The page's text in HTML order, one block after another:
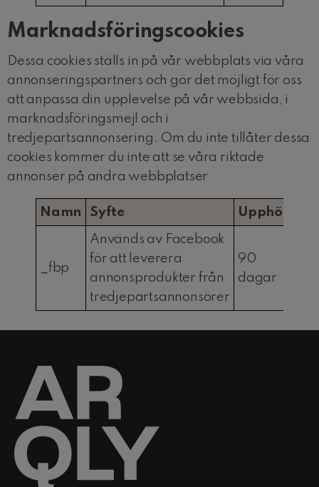
Marknadsföringscookies
Dessa cookies ställs in på vår webbplats via våra
annonseringspartners och gör det möjligt för oss
att anpassa din upplevelse på vår webbsida, i
marknadsföringsmejl och i
tredjepartsannonsering. Om du inte tillåter dessa
cookies kommer du inte att se våra riktade
annonser på andra webbplatser
Namn Syfte Upphör
_fbp
Används av Facebook
för att leverera
annonsprodukter från
tredjepartsannonsörer
90
dagar